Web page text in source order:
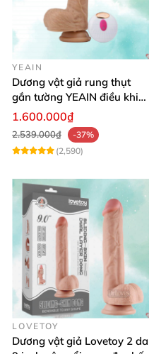
YEAIN
Dương vật giả rung thụt
gắn tường YEAIN điều khiển
từ xa
1.600.000₫
2.539.000₫
-37%
(2,590)
LOVETOY
Dương vật giả Lovetoy 2 da